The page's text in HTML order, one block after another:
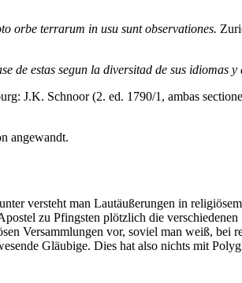
orbe terrarum in usu sunt observationes.
de estas segun la diversitad de sus idiomas y
J.K. Schnoor (2. ed. 1790/1, ambas
angewandt.
versteht man Lautäußerungen in
zu Pfingsten plötzlich die verschiedenen
Versammlungen vor, soviel man weiß, bei
Gläubige. Dies hat also nichts mit